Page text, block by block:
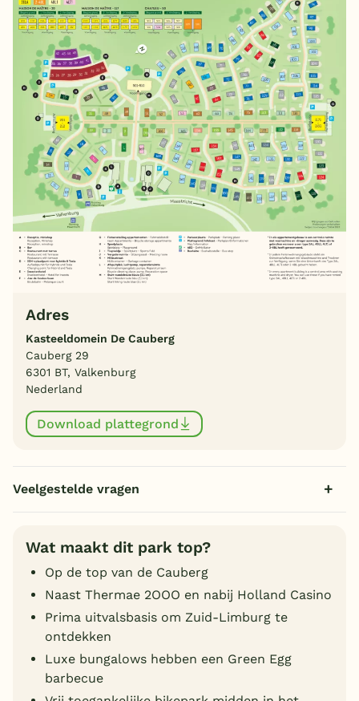
Adres
Kasteeldomein De Cauberg
Cauberg 29
6301 BT, Valkenburg
Nederland
Download plattegrond
Veelgestelde vragen
Wat maakt dit park top?
Op de top van de Cauberg
Naast Thermae 2OOO en nabij Holland Casino
Prima uitvalsbasis om Zuid-Limburg te
ontdekken
Luxe bungalows hebben een Green Egg
barbecue